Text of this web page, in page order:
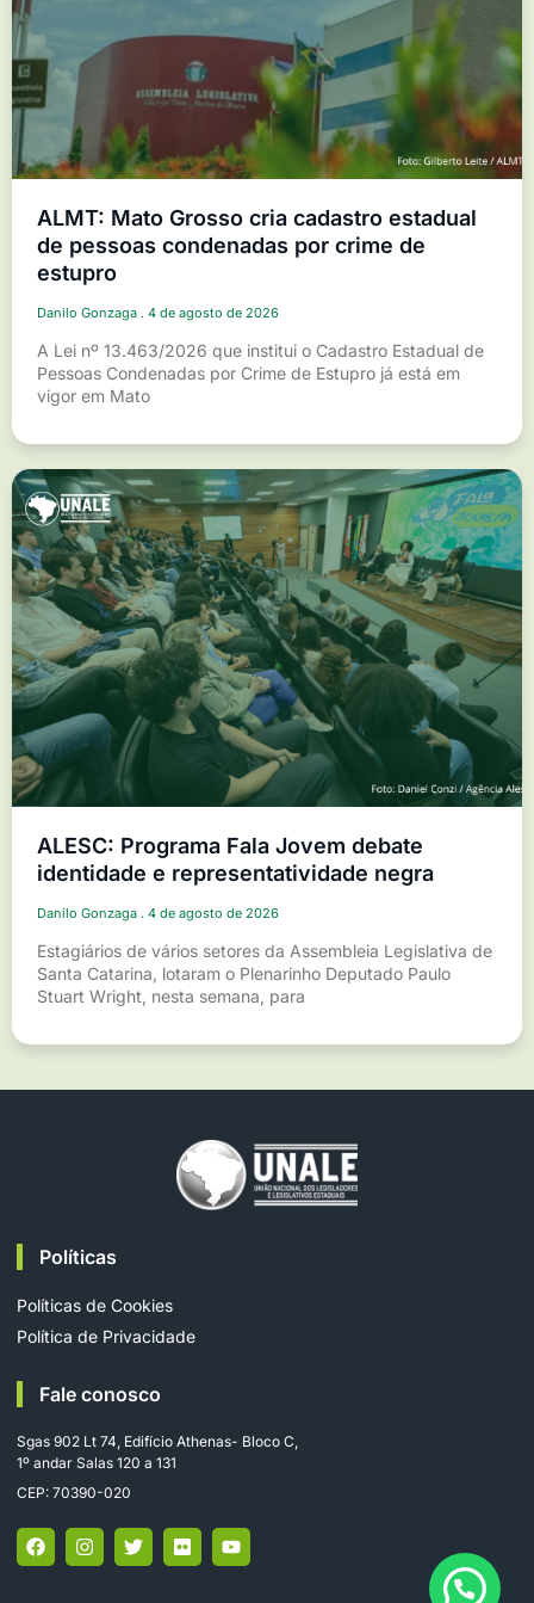
ALMT: Mato Grosso cria cadastro estadual
de pessoas condenadas por crime de
estupro
Danilo Gonzaga 4 de agosto de 2026
A Lei nº 13.463/2026 que institui o Cadastro Estadual de
Pessoas Condenadas por Crime de Estupro já está em
vigor em Mato
ALESC: Programa Fala Jovem debate
identidade e representatividade negra
Danilo Gonzaga 4 de agosto de 2026
Estagiários de vários setores da Assembleia Legislativa de
Santa Catarina, lotaram o Plenarinho Deputado Paulo
Stuart Wright, nesta semana, para
Políticas
Políticas de Cookies
Política de Privacidade
Fale conosco
Sgas 902 Lt 74, Edifício Athenas- Bloco C,
1º andar Salas 120 a 131
CEP: 70390-020